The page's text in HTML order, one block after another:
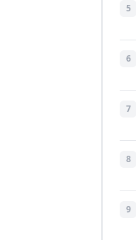
5
6
7
8
9